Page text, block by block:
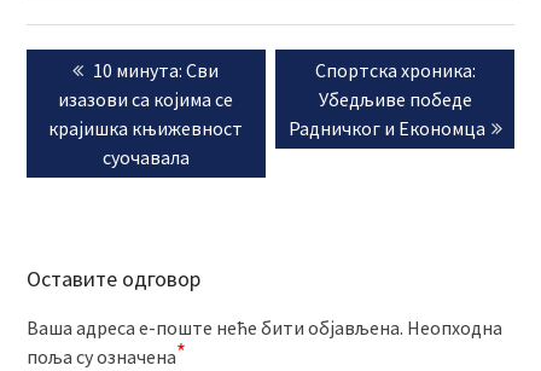
Кретање
чланкаPrevious
post:
10 минута: Сви
изазови са којима се
крајишка књижевност
суочавала
Next
post:
Спортска хроника:
Убедљиве победе
Радничког и Економца
Оставите одговор
Ваша адреса е-поште неће бити објављена. Неопходна
поља су означена*